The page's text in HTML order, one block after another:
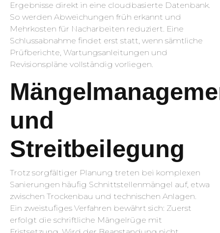
Ergebnisse direkt in eine cloudbasierte Datenbank.
So werden Abweichungen früh erkannt und
Mehrkosten für Nacharbeiten reduziert. Eine
Schlussabnahme findet erst statt, wenn sämtliche
Prüfberichte, Wartungsanleitungen und
Revisionspläne vollständig vorliegen.
und
Streitbeilegung
Trotz sorgfältiger Planung treten bei komplexen
Sanierungen häufig Schnittstellenmängel auf, etwa
zwischen Trockenbau und technischen Anlagen.
Ein zweistufiges Verfahren bewährt sich: Zuerst
erfolgt die schriftliche Mängelrüge mit